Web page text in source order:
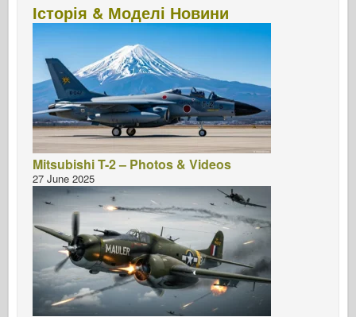
Історія & Моделі Новини
Mitsubishi T-2 – Photos & Videos
27 June 2025